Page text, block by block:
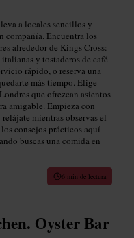
a locales sencillos y
compañía. Encuentra los
alrededor de Kings Cross:
y tostaderos de café
rápido, o reserva una
más tiempo. Elige
que ofrezcan asientos
amigable. Empieza con
mientras observas el
consejos prácticos aquí
buscas una comida en
6 min de lectura
Oyster Bar